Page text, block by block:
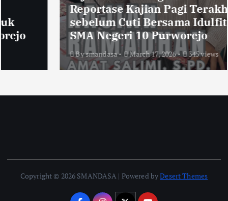
Reportase Kajian Pagi Terakhir
sebelum Cuti Bersama Idulfitri di
SMA Negeri 10 Purworejo
smandasa March 17, 2026 345 views
Copyright © 2026 SMANDASA | Powered byDesert Themes